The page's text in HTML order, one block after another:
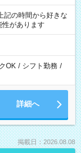
があります
OK / シフト勤務 /
詳細へ
掲載日：2026.08.08